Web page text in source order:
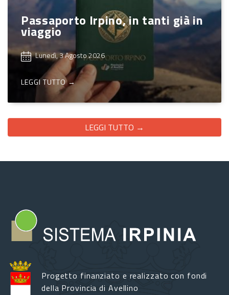
Passaporto Irpino, in tanti già in
viaggio
Lunedì, 3 Agosto 2026
LEGGI TUTTO →
LEGGI TUTTO →
Progetto finanziato e realizzato con fondi
della Provincia di Avellino